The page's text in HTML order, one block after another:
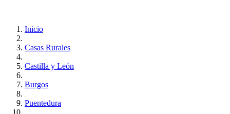
Inicio
Casas Rurales
Castilla y León
Burgos
Puentedura